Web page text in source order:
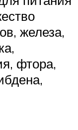
железа,
фтора,